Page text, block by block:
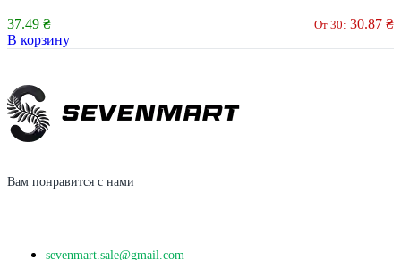
37.49 ₴ От 30: 30.87 ₴
В корзину
Вам понравится с нами
sevenmart.sale@gmail.com